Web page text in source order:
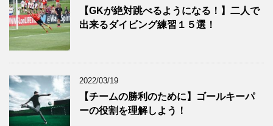
【GKが絶対跳べるようになる！】二人で
出来るダイビング練習１５選！
2022/03/19
【チームの勝利のために】ゴールキーパ
ーの役割を理解しよう！